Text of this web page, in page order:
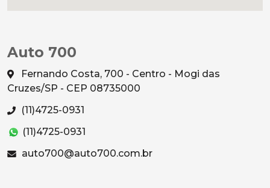
Auto 700
Fernando Costa, 700 - Centro - Mogi das
Cruzes/SP - CEP 08735000
(11)4725-0931
(11)4725-0931
auto700@auto700.com.br